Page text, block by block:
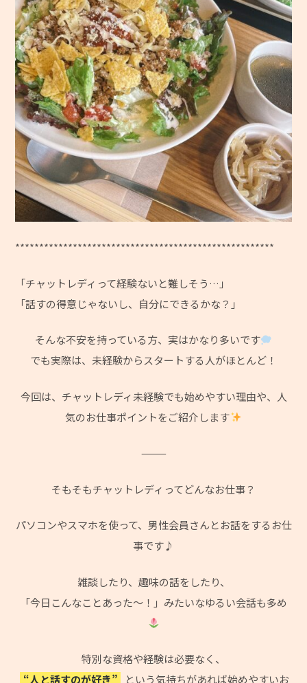
******************************************************
「チャットレディって経験ないと難しそう…」
「話すの得意じゃないし、自分にできるかな？」
そんな不安を持っている方、実はかなり多いです
でも実際は、未経験からスタートする人がほとんど！
今回は、チャットレディ未経験でも始めやすい理由や、人
気のお仕事ポイントをご紹介します
⸻
そもそもチャットレディってどんなお仕事？
パソコンやスマホを使って、男性会員さんとお話をするお仕
事です♪
雑談したり、趣味の話をしたり、
「今日こんなことあった〜！」みたいなゆるい会話も多め
特別な資格や経験は必要なく、
“人と話すのが好き”
という気持ちがあれば始めやすいお